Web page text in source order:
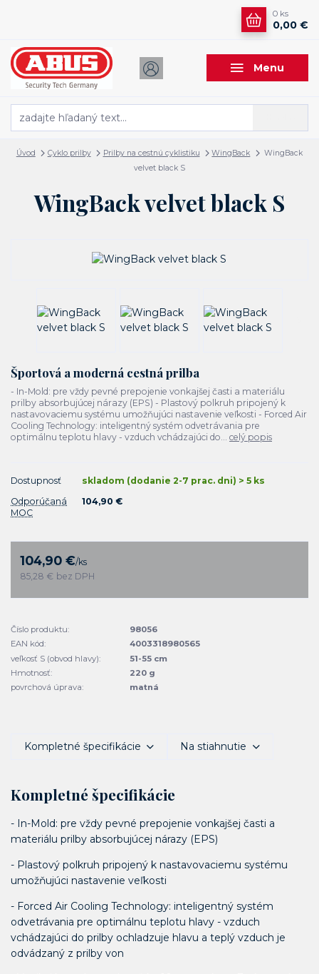
Menu
0 ks
0,00 €
Úvod Cyklo prilby Prilby na cestnú cyklistiku WingBack
WingBack
velvet black S
WingBack velvet black S
Športová a moderná cestná prilba
- In-Mold: pre vždy pevné prepojenie vonkajšej časti a materiálu
prilby absorbujúcej nárazy (EPS) - Plastový polkruh pripojený k
nastavovaciemu systému umožňujúci nastavenie veľkosti - Forced Air
Cooling Technology: inteligentný systém odvetrávania pre
optimálnu teplotu hlavy - vzduch vchádzajúci do... celý popis
Dostupnosť
skladom (dodanie 2-7 prac. dni) > 5 ks
Odporúčaná
MOC
104,90 €
104,90 €/ks
85,28 € bez DPH
Číslo produktu:
98056
EAN kód:
4003318980565
veľkosť S (obvod hlavy):
51-55 cm
Hmotnosť:
220 g
povrchová úprava:
matná
Kompletné špecifikácie Na stiahnutie
Kompletné špecifikácie
- In-Mold: pre vždy pevné prepojenie vonkajšej časti a
materiálu prilby absorbujúcej nárazy (EPS)
- Plastový polkruh pripojený k nastavovaciemu systému
umožňujúci nastavenie veľkosti
- Forced Air Cooling Technology: inteligentný systém
odvetrávania pre optimálnu teplotu hlavy - vzduch
vchádzajúci do prilby ochladzuje hlavu a teplý vzduch je
odvádzaný z prilby von